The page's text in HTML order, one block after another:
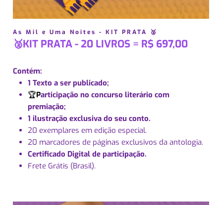
As Mil e Uma Noites - KIT PRATA 🥈
🥈KIT PRATA - 20 LIVROS = R$ 697,00
Contém:
1 Texto a ser publicado;
🏆Participação no concurso literário com
premiação;
1 ilustração exclusiva do seu conto.
20 exemplares em edição especial.
20 marcadores de páginas exclusivos da antologia.
Certificado Digital de participação.
Frete Grátis (Brasil).